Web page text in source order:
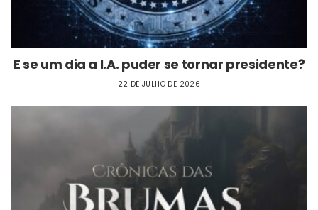
E se um dia a I.A. puder se tornar presidente?
22 DE JULHO DE 2026